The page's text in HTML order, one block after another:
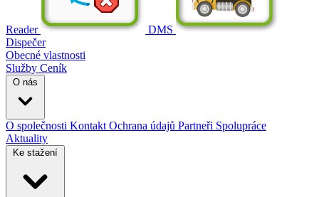
Reader
DMS
Dispečer
Obecné vlastnosti
Služby Ceník
O nás
O společnosti Kontakt Ochrana údajů Partneři Spolupráce
Aktuality
Ke stažení